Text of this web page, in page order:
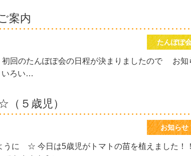
案内
たんぽぽ
回のたんぽぽ会の日程が決まりましたので お知
いろい…
５歳児）
お知らせ
に ☆ 今日は5歳児がトマトの苗を植えました！！